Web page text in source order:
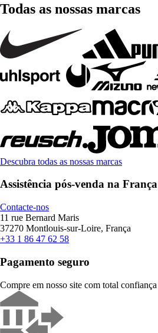
Todas as nossas marcas
Descubra todas as nossas marcas
Assistência pós-venda na França
Contacte-nos
11 rue Bernard Maris
37270 Montlouis-sur-Loire, França
+33 1 86 47 62 58
Pagamento seguro
Compre em nosso site com total confiança